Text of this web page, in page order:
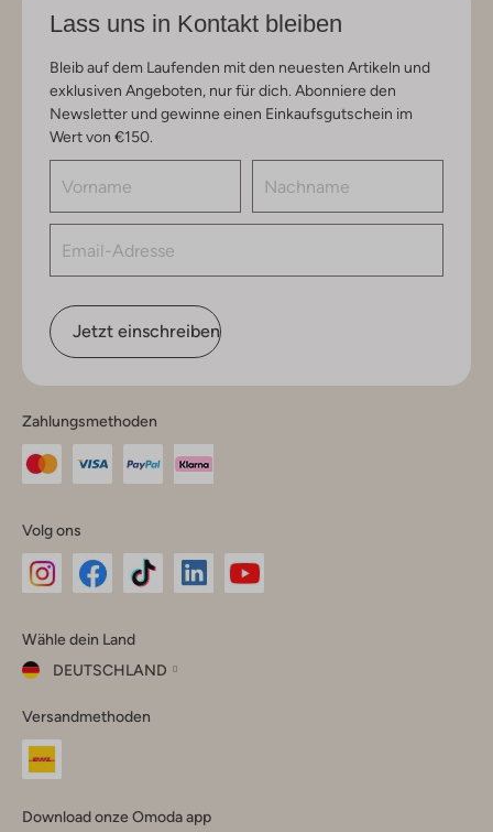
Lass uns in Kontakt bleiben
Bleib auf dem Laufenden mit den neuesten Artikeln und
exklusiven Angeboten, nur für dich. Abonniere den
Newsletter und gewinne einen Einkaufsgutschein im
Wert von €150.
Jetzt einschreiben
Zahlungsmethoden
Volg ons
Instagram
Facebook
TikTok
Wähle dein Land
DEUTSCHLAND
dein
Land
Versandmethoden
Download onze Omoda app